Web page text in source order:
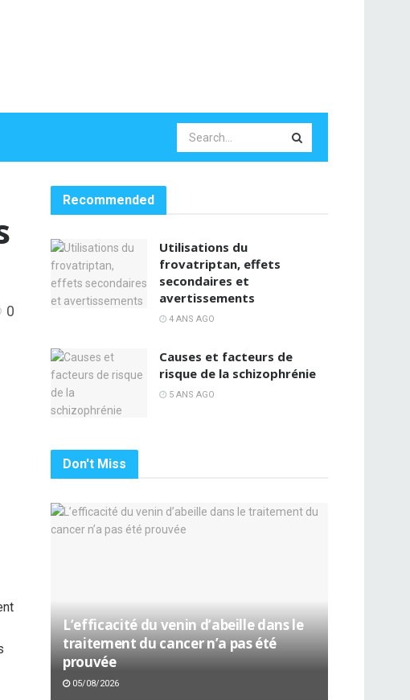
0
Recommended
Utilisations du
frovatriptan, effets
secondaires et
avertissements
4 ANS AGO
Causes et facteurs de
risque de la schizophrénie
5 ANS AGO
Don't Miss
L’efficacité du venin d’abeille dans le
traitement du cancer n’a pas été
prouvée
05/08/2026